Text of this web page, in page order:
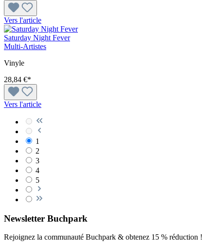
Vers l'article
Saturday Night Fever
Multi-Artistes
Vinyle
28,84 €*
Vers l'article
1
2
3
4
5
Newsletter Buchpark
Rejoignez la communauté Buchpark & obtenez 15 % réduction !